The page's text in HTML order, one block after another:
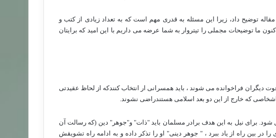
توضیح داد، زیرا این مسئله به قدری مهم است که به تعداد زیادی از کتب و
ما توضیحات مجملی را تیتروار به شما عرضه می داریم با این امید که برایتان
دیگران فراخوانده می شوند ، باید همسرانی ار انتخاب کنندکه از لحاظ عقیدتی
که خارج از این دو بعد اسلامی هستندراضی نشوند.
شود. برای نیل به این هدف برادر مسلمان باید "ذات" و"جوهر" دین (که رسالت آن
در بین راه از یاد ببرد ، " جوهر دینی" او را تذکر داده و به ادامه راه تشویقش